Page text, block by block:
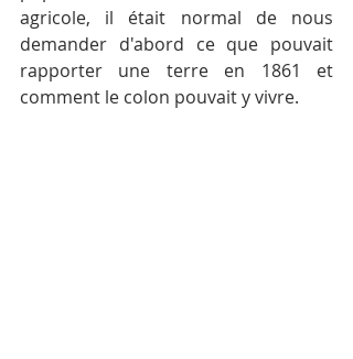
agricole, il était normal de nous
demander d'abord ce que pouvait
rapporter une terre en 1861 et
comment le colon pouvait y vivre.